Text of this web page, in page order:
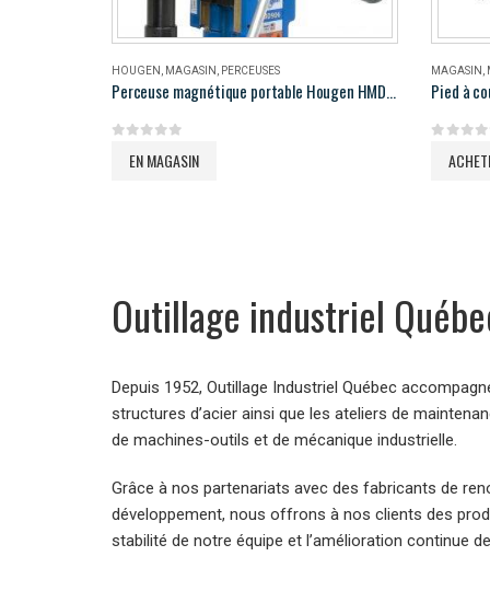
HOUGEN , MAGASIN , PERCEUSES
Perceuse magnétique portable Hougen HMD906
EN MAGASIN
MAGASIN ,
Pied à
Outillage industriel
Depuis 1952, Outillage Industriel Québec
structures d’acier ainsi que les ateliers de
de machines-outils et de mécanique industrielle.
Grâce à nos partenariats avec des fabricants de
développement, nous offrons à nos clients des
stabilité de notre équipe et l’amélioration continue